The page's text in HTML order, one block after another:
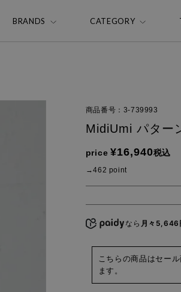
BRANDS CATEGORY
商品番号 3-739993
MidiUmi パター
price ¥16,940税込
462 point
なら 月々5,646
こちらの商品はセー
ます。